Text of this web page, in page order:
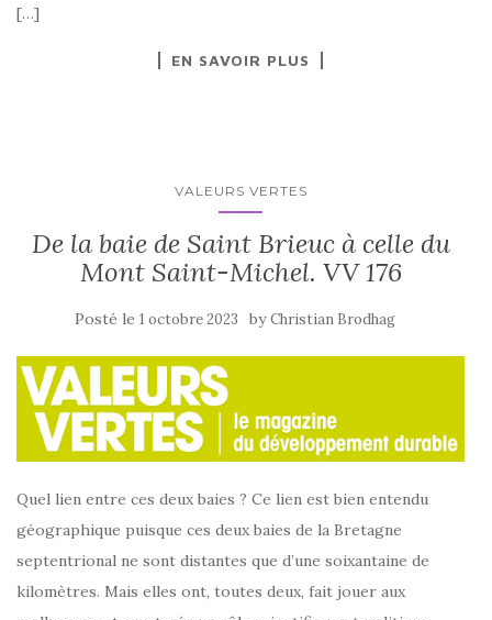
[…]
EN SAVOIR PLUS
VALEURS VERTES
De la baie de Saint Brieuc à celle du
Mont Saint-Michel. VV 176
Posté le 1 octobre 2023 byChristian Brodhag
Quel lien entre ces deux baies ? Ce lien est bien entendu
géographique puisque ces deux baies de la Bretagne
septentrional ne sont distantes que d’une soixantaine de
kilomètres. Mais elles ont, toutes deux, fait jouer aux